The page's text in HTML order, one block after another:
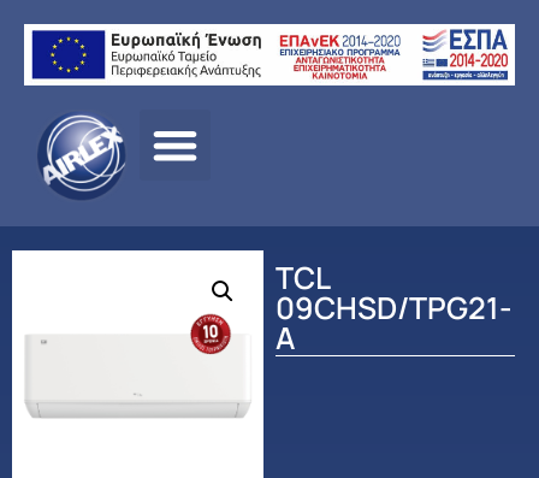
σελίδα/ΠΡΟΪΟΝΤΑ
TCL
09CHSD/TPG21-
A